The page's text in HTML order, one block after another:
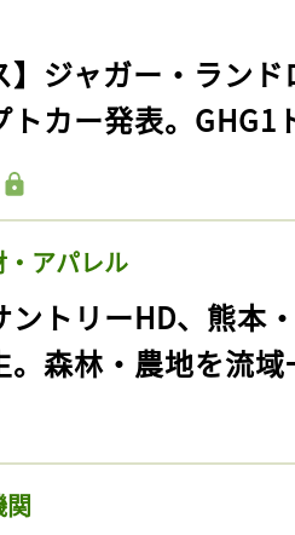
】ジャガー・ラン
トカー発表。GHG1
アパレル
ントリーHD、熊本
。森林・農地を流